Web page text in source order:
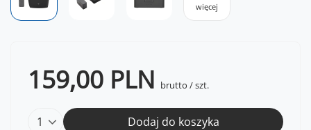
więcej
159,00 PLN brutto /szt.
Dodaj do koszyka